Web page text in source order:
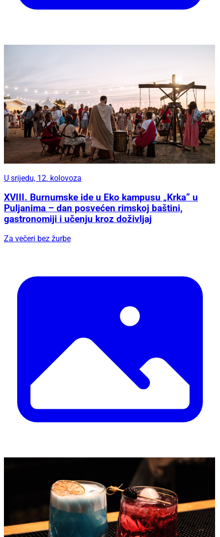
U srijedu, 12. kolovoza
XVIII. Burnumske ide u Eko kampusu „Krka“ u
Puljanima – dan posvećen rimskoj baštini,
gastronomiji i učenju kroz doživljaj
Za večeri bez žurbe